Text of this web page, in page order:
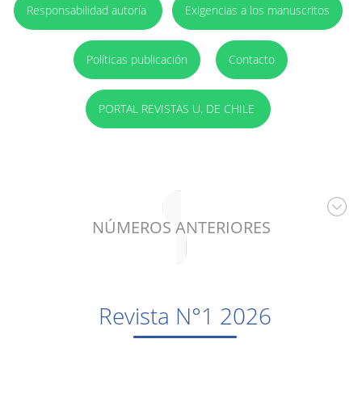
Responsabilidad autoría Exigencias a los manuscritos
Políticas publicación Contacto
PORTAL REVISTAS U. DE CHILE
NÚMEROS ANTERIORES
Revista N°1 2026